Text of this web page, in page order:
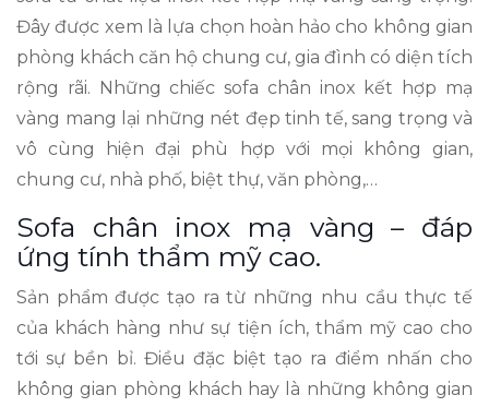
Đây được xem là lựa chọn hoàn hảo cho không gian
phòng khách căn hộ chung cư, gia đình có diện tích
rộng rãi. Những chiếc sofa chân inox kết hợp mạ
vàng mang lại những nét đẹp tinh tế, sang trọng và
vô cùng hiện đại phù hợp với mọi không gian,
chung cư, nhà phố, biệt thự, văn phòng,…
Sofa chân inox mạ vàng – đáp
ứng tính thẩm mỹ cao.
Sản phẩm được tạo ra từ những nhu cầu thực tế
của khách hàng như sự tiện ích, thẩm mỹ cao cho
tới sự bền bỉ. Điều đặc biệt tạo ra điểm nhấn cho
không gian phòng khách hay là những không gian